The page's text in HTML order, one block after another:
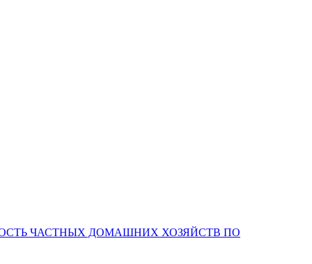
ЧАСТНЫХ ДОМАШНИХ ХОЗЯЙСТВ ПО